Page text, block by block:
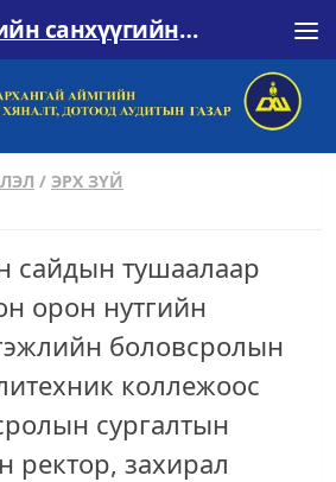
Архангай аймгийн санхүүгийн хяналт, дотоод аудитын газар
/ ЭРХ ЗҮЙ
сайдын тушаалаар
орон нутгийн
боловсролын
коллежоос
сургалтын
ректор, захирал